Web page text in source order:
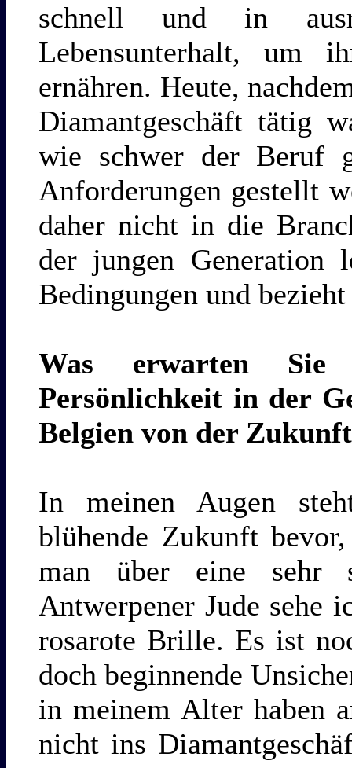
schnell und in
Lebensunterhalt, um
ernähren. Heute,
Diamantgeschäft tätig
wie schwer der Beruf
Anforderungen gestellt
daher nicht in die
der jungen Generation
Bedingungen und
Was erwarten
Persönlichkeit in der
Belgien von der
In meinen Augen
blühende Zukunft
man über eine sehr
Antwerpener Jude sehe
rosarote Brille. Es ist
doch beginnende
in meinem Alter haben
nicht ins